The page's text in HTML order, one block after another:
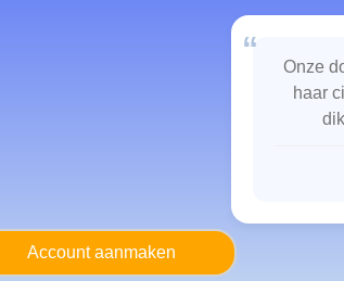
“
Onze
haar
Account aanmaken